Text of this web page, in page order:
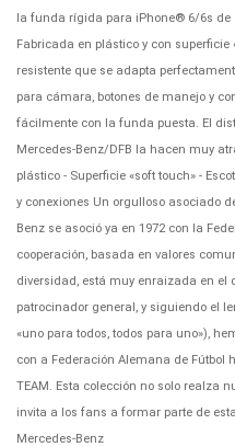
la funda rígida para iPhone® 6/6s de
Fabricada en plástico y con
resistente que se adapta
para cámara, botones de manejo y
fácilmente con la funda puesta. El
Mercedes-Benz/DFB la hacen muy
plástico - Superficie «soft touch» -
y conexiones Un orgulloso asociado
Benz se asoció ya en 1972 con la
cooperación, basada en valores
diversidad, está muy enraizada en el
patrocinador general, y siguiendo el
«uno para todos, todos para uno»),
con a Federación Alemana de Fútbol
TEAM. Esta colección no solo realza
invita a los fans a formar parte de
Mercedes-Benz